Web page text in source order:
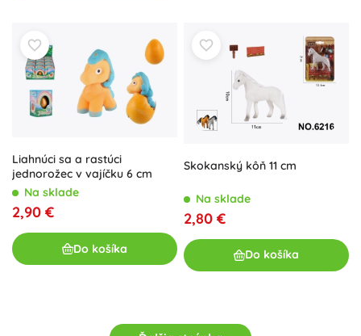
Liahnúci sa a rastúci
jednorožec v vajíčku 6 cm
Na sklade
2,90 €
Do košíka
Skokanský kôň 11 cm
Na sklade
2,80 €
Do košíka